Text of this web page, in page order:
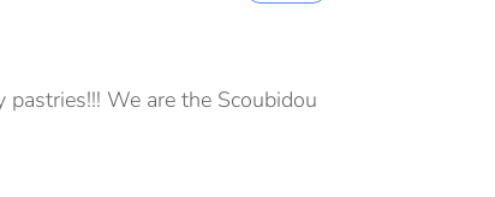
We are the Scoubidou